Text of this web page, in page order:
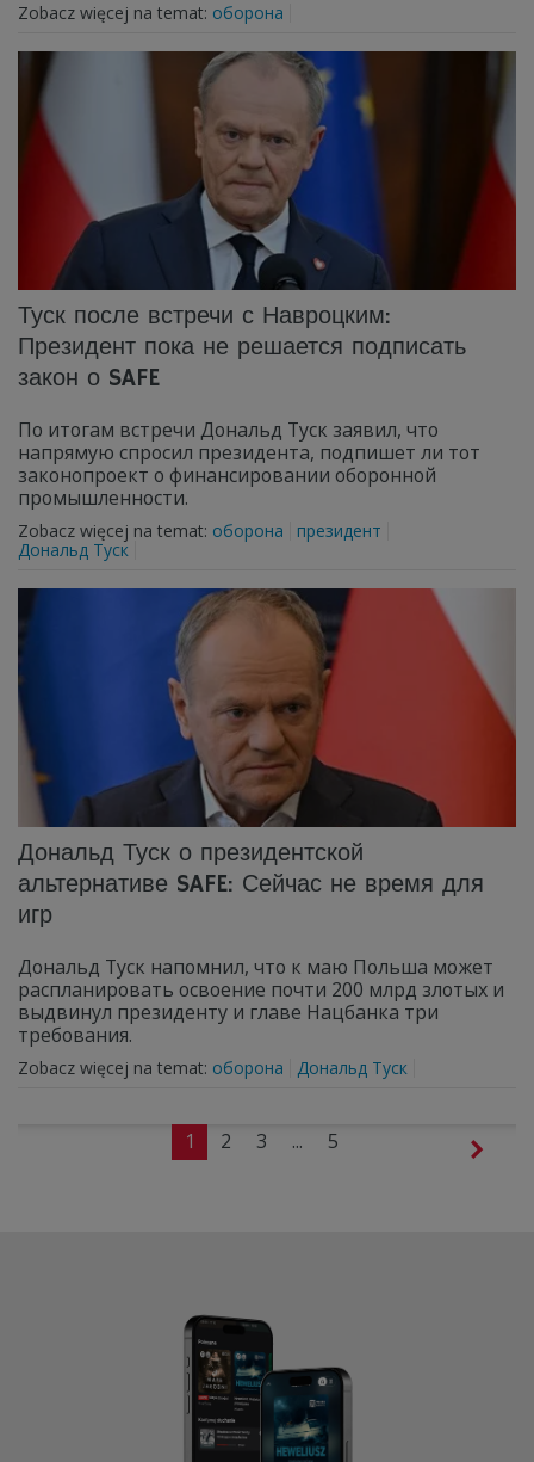
Zobacz więcej na temat: оборона
Туск после встречи с Навроцким:
Президент пока не решается подписать
закон о SAFE
По итогам встречи Дональд Туск заявил, что
напрямую спросил президента, подпишет ли тот
законопроект о финансировании оборонной
промышленности.
Zobacz więcej na temat: оборона
президент
Дональд Туск
Дональд Туск о президентской
альтернативе SAFE: Сейчас не время для
игр
Дональд Туск напомнил, что к маю Польша может
распланировать освоение почти 200 млрд злотых и
выдвинул президенту и главе Нацбанка три
требования.
Zobacz więcej na temat: оборона Дональд Туск
1 2 3 ... 5